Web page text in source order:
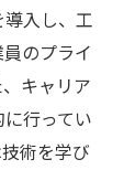
入し、工
のプライ
キャリア
行ってい
術を学び